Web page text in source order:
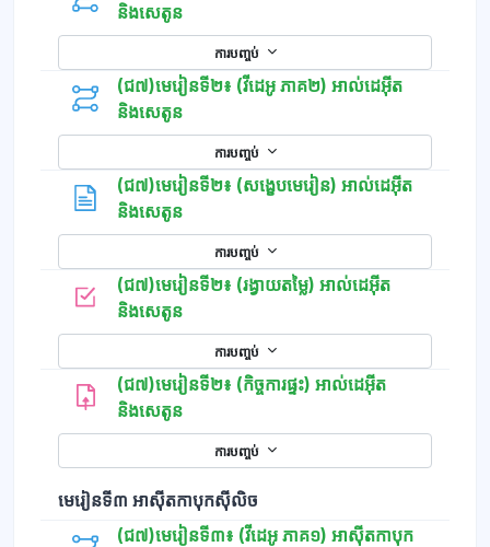
និងសេតូន
ការបញ្ចប់
(ជ៧)មេរៀនទី២៖ (វីដេអូ ភាគ២) អាល់ដេអ៊ីត
និងសេតូន
ការបញ្ចប់
(ជ៧)មេរៀនទី២៖ (សង្ខេបមេរៀន) អាល់ដេអ៊ីត
និងសេតូនទំព័រ
ការបញ្ចប់
(ជ៧)មេរៀនទី២៖ (រង្វាយតម្លៃ) អាល់ដេអ៊ីត
និងសេតូនកម្រងសំណួរ
ការបញ្ចប់
(ជ៧)មេរៀនទី២៖ (កិច្ចការផ្ទះ) អាល់ដេអ៊ីត
និងសេតូន
ការបញ្ចប់
មេរៀនទី៣ អាស៊ីតកាបុកស៊ីលិច
(ជ៧)មេរៀនទី៣៖ (វីដេអូ ភាគ១) អាស៊ីតកាបុក